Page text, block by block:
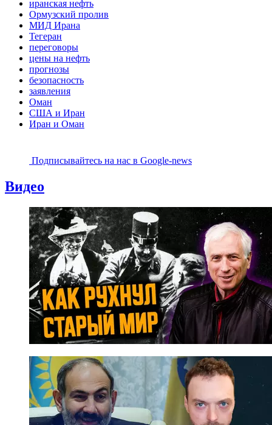
иранская нефть
Ормузский пролив
МИД Ирана
Тегеран
переговоры
цены на нефть
прогнозы
безопасность
заявления
Оман
США и Иран
Иран и Оман
Подписывайтесь на наc в Google-news
Видео